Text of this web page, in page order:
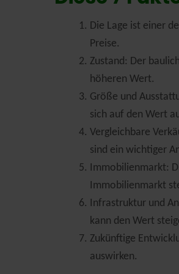
Die Lage ist einer
Preise.
Zustand: Der
höheren Wert.
Größe und
sich auf den Wert
Vergleichbare
sind ein wichtiger
Immobilienmarkt:
Immobilienmarkt
Infrastruktur und
kann den Wert
Zukünftige
auswirken.